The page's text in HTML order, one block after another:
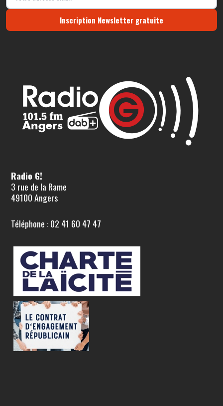
Inscription Newsletter gratuite
Radio G!
3 rue de la Rame
49100 Angers
Téléphone : 02 41 60 47 47